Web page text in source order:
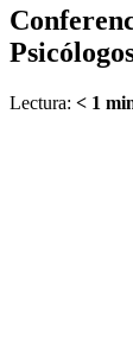
Lectura: < 1